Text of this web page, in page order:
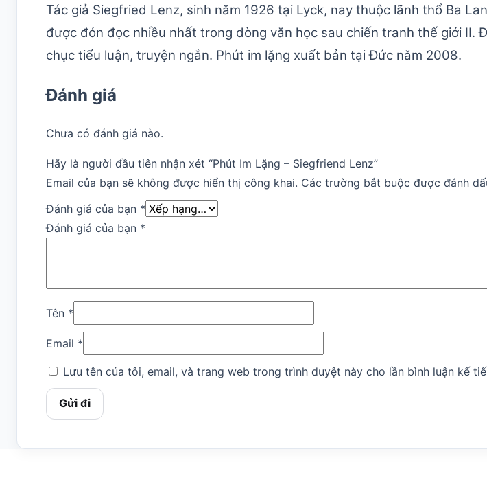
Tác giả Siegfried Lenz, sinh năm 1926 tại Lyck, nay thuộc lãnh thổ Ba
được đón đọc nhiều nhất trong dòng văn học sau chiến tranh thế giới II.
chục tiểu luận, truyện ngắn. Phút im lặng xuất bản tại Đức năm 2008.
Đánh giá
Chưa có đánh giá nào.
Hãy là người đầu tiên nhận xét “Phút Im Lặng – Siegfriend Lenz”
Email của bạn sẽ không được hiển thị công khai. Các trường bắt buộc được đánh
Đánh giá của bạn *
Đánh giá của bạn *
Tên *
Email *
Lưu tên của tôi, email, và trang web trong trình duyệt này cho lần bình luận kế